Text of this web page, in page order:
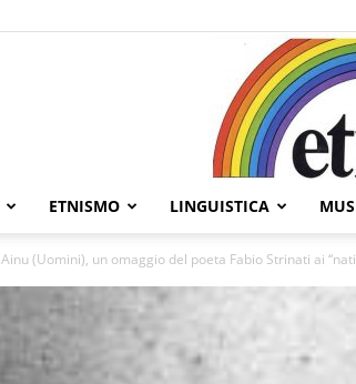
ETNISMO LINGUISTICA
Ainu (Uomini), un omaggio del poeta Fabio Strinati ai